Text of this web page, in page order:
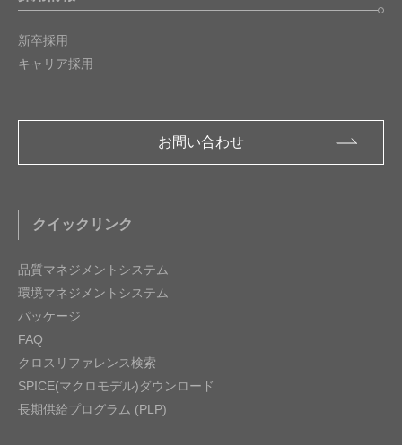
新卒採用
キャリア採用
お問い合わせ
クイックリンク
品質マネジメントシステム
環境マネジメントシステム
パッケージ
FAQ
クロスリファレンス検索
SPICE(マクロモデル)ダウンロード
長期供給プログラム (PLP)